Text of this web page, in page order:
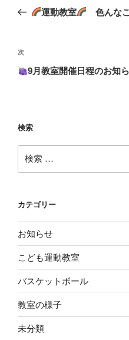
ゲ
ー
去
稿
運動教室 色んな
次
の
次
9月教室開催日程のお知
検索
索:
カテゴリー
お知らせ
こども運動教室
バスケットボール
教室の様子
未分類